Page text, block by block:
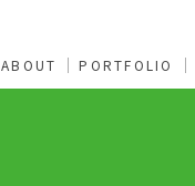
ABOUT PORTFOLIO